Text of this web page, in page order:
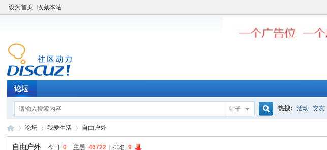
设为首页 收藏本站
论坛
帖子 热搜: 活动 交友
论坛 我爱生活 自由户外
自由户外 今日:0 主题:46722 排名:9